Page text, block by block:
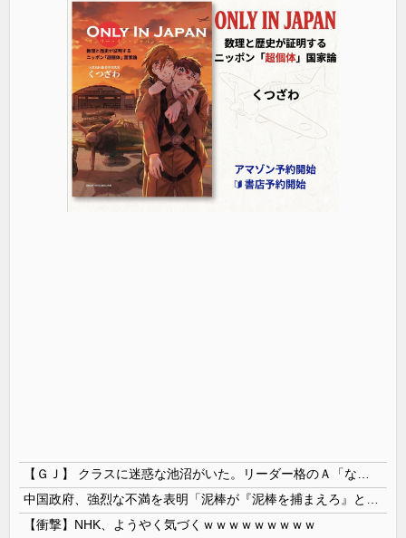
【衝撃】NHK、ようやく気づくｗｗｗｗｗｗｗｗｗ